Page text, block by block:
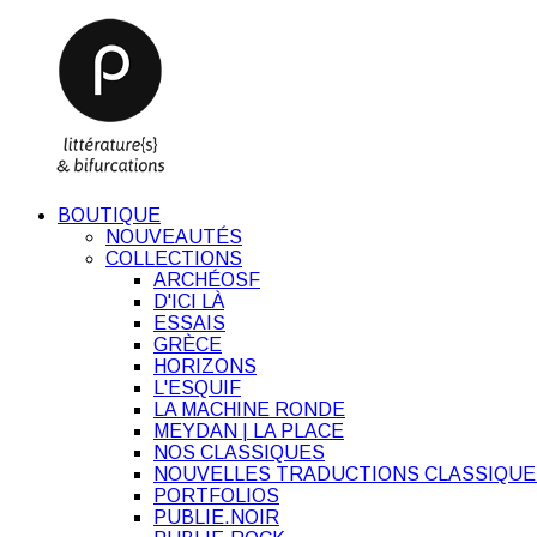
BOUTIQUE
NOUVEAUTÉS
COLLECTIONS
ARCHÉOSF
D'ICI LÀ
ESSAIS
GRÈCE
HORIZONS
L'ESQUIF
LA MACHINE RONDE
MEYDAN | LA PLACE
NOS CLASSIQUES
NOUVELLES TRADUCTIONS
PORTFOLIOS
PUBLIE.NOIR